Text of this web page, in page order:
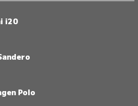
i20
Polo